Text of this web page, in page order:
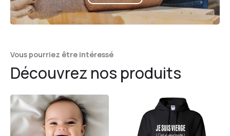
Vous pourriez être intéressé
Découvrez nos produits